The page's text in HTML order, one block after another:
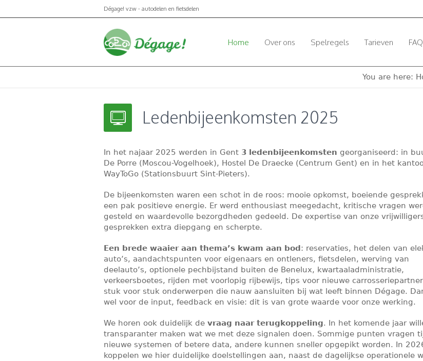
Dégage! vzw - autodelen en fietsdelen
Home Over ons Spelregels Tarieven FAQ
You are here:
Ledenbijeenkomsten 2025
In het najaar 2025 werden in Gent 3 ledenbijeenkomsten georganiseerd: in b
De Porre (Moscou-Vogelhoek), Hostel De Draecke (Centrum Gent) en in het
WayToGo (Stationsbuurt Sint-Pieters).
De bijeenkomsten waren een schot in de roos: mooie opkomst, boeiende
een pak positieve energie. Er werd enthousiast meegedacht, kritische vragen
gesteld en waardevolle bezorgdheden gedeeld. De expertise van onze
gesprekken extra diepgang en scherpte.
Een brede waaier aan thema’s kwam aan bod: reservaties, het delen van
auto’s, aandachtspunten voor eigenaars en ontleners, fietsdelen, werving van
deelauto’s, optionele pechbijstand buiten de Benelux, kwartaaladministratie,
verkeersboetes, rijden met voorlopig rijbewijs, tips voor nieuwe
stuk voor stuk onderwerpen die nauw aansluiten bij wat leeft binnen Dégage.
wel voor de input, feedback en visie: dit is van grote waarde voor onze werking.
We horen ook duidelijk devraag naar terugkoppeling. In het komende jaar
transparanter maken wat we met deze signalen doen. Sommige punten vragen
nieuwe systemen of betere data, andere kunnen sneller opgepikt worden. In
koppelen we hier duidelijke doelstellingen aan, naast de dagelijkse operationele